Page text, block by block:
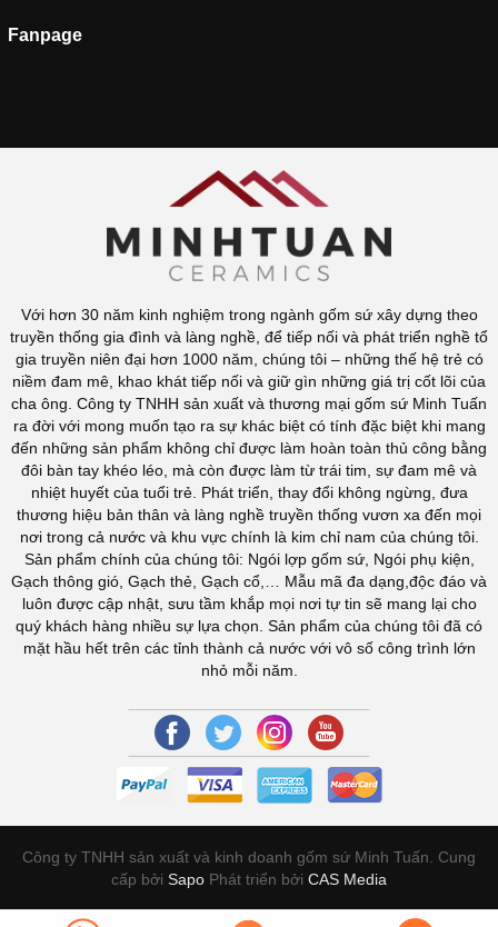
Fanpage
Với hơn 30 năm kinh nghiệm trong ngành gốm sứ xây dựng theo
truyền thống gia đình và làng nghề, để tiếp nối và phát triển nghề tổ
gia truyền niên đại hơn 1000 năm, chúng tôi – những thế hệ trẻ có
niềm đam mê, khao khát tiếp nối và giữ gìn những giá trị cốt lõi của
cha ông. Công ty TNHH sản xuất và thương mại gốm sứ Minh Tuấn
ra đời với mong muốn tạo ra sự khác biệt có tính đặc biệt khi mang
đến những sản phẩm không chỉ được làm hoàn toàn thủ công bằng
đôi bàn tay khéo léo, mà còn được làm từ trái tim, sự đam mê và
nhiệt huyết của tuổi trẻ. Phát triển, thay đổi không ngừng, đưa
thương hiệu bản thân và làng nghề truyền thống vươn xa đến mọi
nơi trong cả nước và khu vực chính là kim chỉ nam của chúng tôi.
Sản phẩm chính của chúng tôi: Ngói lợp gốm sứ, Ngói phụ kiện,
Gạch thông gió, Gạch thẻ, Gạch cổ,… Mẫu mã đa dạng,độc đáo và
luôn được cập nhật, sưu tầm khắp mọi nơi tự tin sẽ mang lại cho
quý khách hàng nhiều sự lựa chọn. Sản phẩm của chúng tôi đã có
mặt hầu hết trên các tỉnh thành cả nước với vô số công trình lớn
nhỏ mỗi năm.
Công ty TNHH sản xuất và kinh doanh gốm sứ Minh Tuấn. Cung
cấp bởi Sapo Phát triển bởi CAS Media